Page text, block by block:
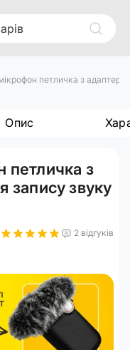
петличка з
Опис
петличка з
запису звуку
2 відгуків